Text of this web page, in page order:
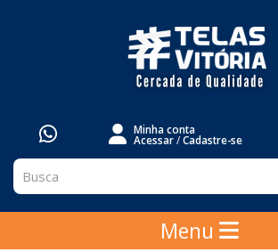
Minha conta
Acessar/Cadastre-se
Menu